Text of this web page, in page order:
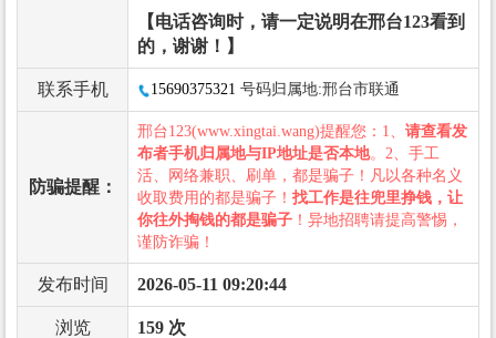
【电话咨询时，请一定说明在邢台123看到
的，谢谢！】
联系手机 15690375321 号码归属地:邢台市联通
防骗提醒：
邢台123(www.xingtai.wang)提醒您：1、 请查看发
布者手机归属地与IP地址是否本地。2、手工
活、网络兼职、刷单，都是骗子！凡以各种名义
收取费用的都是骗子！ 找工作是往兜里挣钱，让
你往外掏钱的都是骗子 ！异地招聘请提高警惕，
谨防诈骗！
发布时间 2026-05-11 09:20:44
浏览 159 次